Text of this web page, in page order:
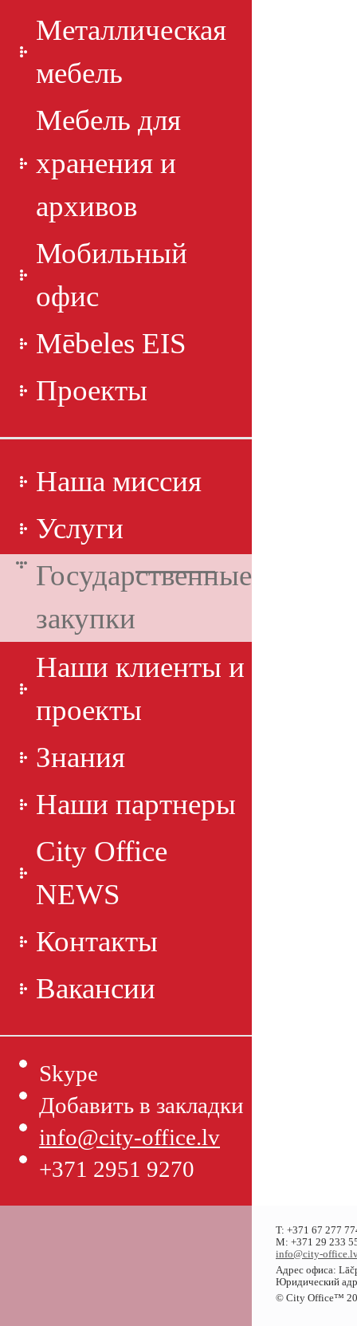
Металлическая
мебель
Мебель для
хранения и
архивов
Мобильный
офис
Mēbeles EIS
Проекты
Наша миссия
Услуги
Государственные
закупки
Наши клиенты и
проекты
Знания
Наши партнеры
City Office
NEWS
Контакты
Вакансии
Skype
Добавить в закладки
info@city-office.lv
+371 2951 9270
T: +371 67 277
M: +371 29 233
info@city-office.lv
Адрес офиса:
Юридический
© City Office™